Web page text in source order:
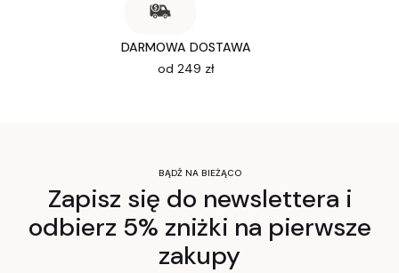
DARMOWA DOSTAWA
od 249 zł
BĄDŹ NA BIEŻĄCO
Zapisz się do newslettera i
odbierz 5% zniżki na pierwsze
zakupy